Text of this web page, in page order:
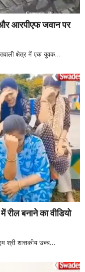
आरपीएफ जवान पर
क्षेत्र में एक युवक…
बनाने का वीडियो
श्री शासकीय उच्च…